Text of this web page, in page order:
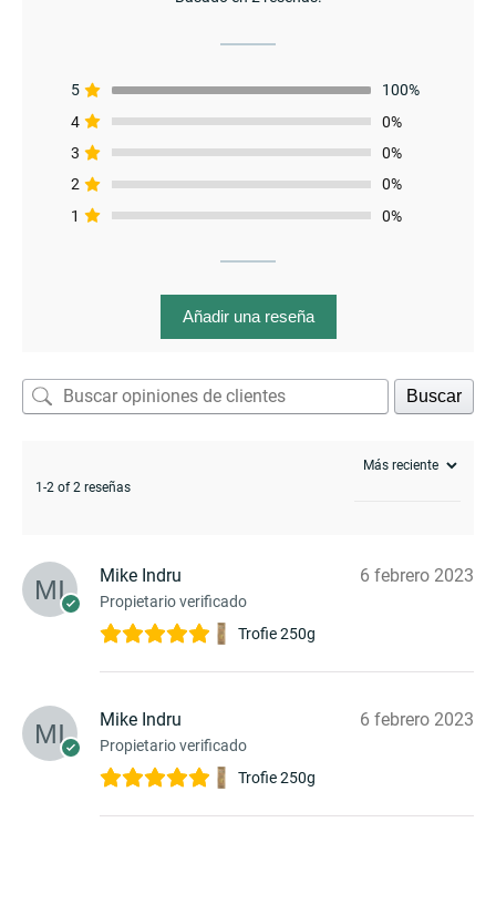
5
100%
4
0%
3
0%
2
0%
1
0%
Añadir una reseña
Buscar
1-2 of 2 reseñas
Mike Indru
Propietario verificado
6 febrero 2023
Trofie 250g
Mike Indru
Propietario verificado
6 febrero 2023
Trofie 250g